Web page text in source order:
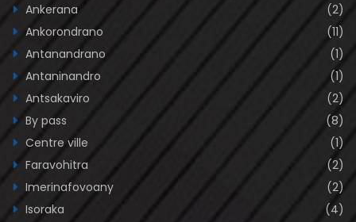
Ankerana
(2)
Ankorondrano
(11)
Antanandrano
(1)
Antaninandro
(1)
Antsakaviro
(2)
By pass
(8)
Centre ville
(1)
Faravohitra
(2)
Imerinafovoany
(2)
Isoraka
(4)